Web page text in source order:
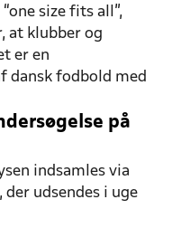
size fits all”,
at klubber og
er en
dansk fodbold med
på
indsamles via
udsendes i uge